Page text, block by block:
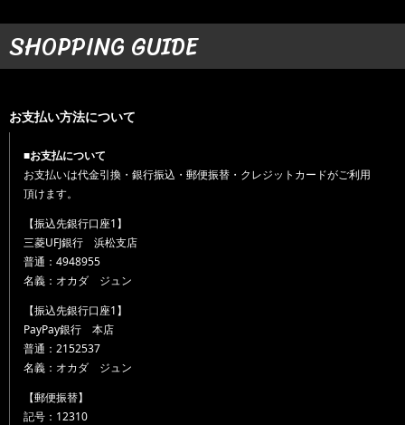
SHOPPING GUIDE
お支払い方法について
■お支払について
お支払いは代金引換・銀行振込・郵便振替・クレジットカードがご利用
頂けます。
【振込先銀行口座1】
三菱UFJ銀行 浜松支店
普通：4948955
名義：オカダ ジュン
【振込先銀行口座1】
PayPay銀行 本店
普通：2152537
名義：オカダ ジュン
【郵便振替】
記号：12310